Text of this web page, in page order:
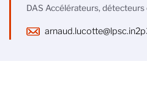
DAS Accélérateurs,